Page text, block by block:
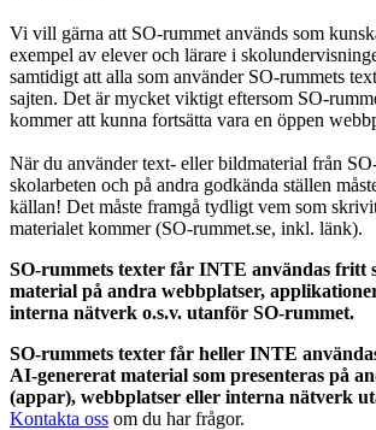
Vi vill gärna att SO-rummet används som
exempel av elever och lärare i
samtidigt att alla som använder SO-rummets
sajten. Det är mycket viktigt eftersom SO-
kommer att kunna fortsätta vara en öppen
När du använder text- eller bildmaterial från
skolarbeten och på andra godkända ställen
källan! Det måste framgå tydligt vem som
materialet kommer (SO-rummet.se, inkl. länk).
SO-rummets texter får INTE användas fritt
material på andra webbplatser,
interna nätverk o.s.v. utanför SO-rummet.
SO-rummets texter får heller INTE
AI-genererat material som presenteras på
(appar), webbplatser eller interna nätverk
Kontakta oss om du har frågor.